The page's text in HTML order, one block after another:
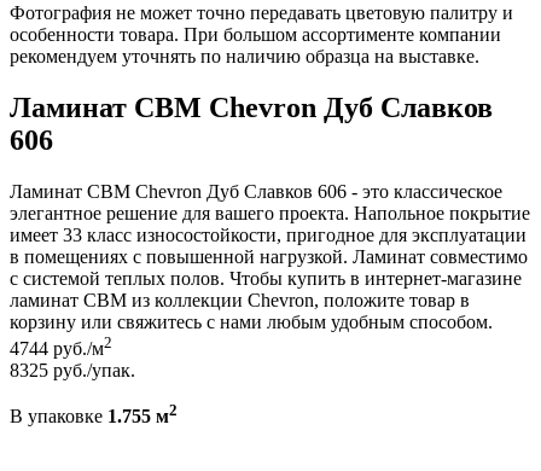
Фотография не может точно передавать цветовую палитру и
особенности товара. При большом ассортименте компании
рекомендуем уточнять по наличию образца на выставке.
Ламинат CBM Chevron Дуб Славков
606
Ламинат CBM Chevron Дуб Славков 606 - это классическое
элегантное решение для вашего проекта. Напольное покрытие
имеет 33 класс износостойкости, пригодное для эксплуатации
в помещениях с повышенной нагрузкой. Ламинат совместимо
с системой теплых полов. Чтобы купить в интернет-магазине
ламинат CBM из коллекции Chevron, положите товар в
корзину или свяжитесь с нами любым удобным способом.
4744 руб./м2
8325 руб./упак.
В упаковке 1.755 м2